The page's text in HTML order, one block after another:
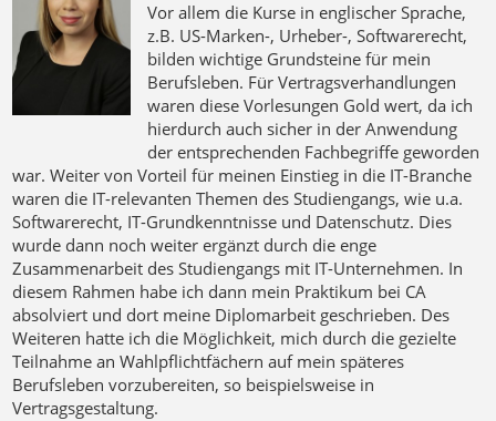
Vor allem die Kurse in englischer Sprache,
z.B. US-Marken-, Urheber-, Softwarerecht,
bilden wichtige Grundsteine für mein
Berufsleben. Für Vertragsverhandlungen
waren diese Vorlesungen Gold wert, da ich
hierdurch auch sicher in der Anwendung
der entsprechenden Fachbegriffe geworden
war. Weiter von Vorteil für meinen Einstieg in die IT-Branche
waren die IT-relevanten Themen des Studiengangs, wie u.a.
Softwarerecht, IT-Grundkenntnisse und Datenschutz. Dies
wurde dann noch weiter ergänzt durch die enge
Zusammenarbeit des Studiengangs mit IT-Unternehmen. In
diesem Rahmen habe ich dann mein Praktikum bei CA
absolviert und dort meine Diplomarbeit geschrieben. Des
Weiteren hatte ich die Möglichkeit, mich durch die gezielte
Teilnahme an Wahlpflichtfächern auf mein späteres
Berufsleben vorzubereiten, so beispielsweise in
Vertragsgestaltung.